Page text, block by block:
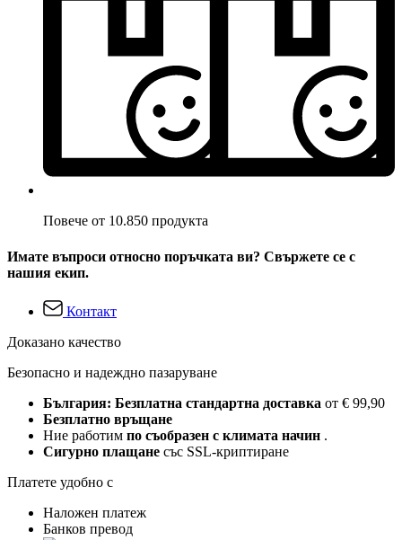
Повече от 10.850 продукта
Имате въпроси относно поръчката ви? Свържете се с
нашия екип.
Контакт
Доказано качество
Безопасно и надеждно пазаруване
България: Безплатна стандартна доставка от € 99,90
Безплатно връщане
Ние работим по съобразен с климата начин .
Сигурно плащане със SSL-криптиране
Платете удобно с
Наложен платеж
Банков превод